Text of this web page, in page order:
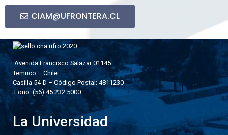
CIAM@UFRONTERA.CL
Avenida Francisco Salazar 01145
Temuco – Chile
Casilla 54-D – Código Postal: 4811230
Fono: (56) 45 232 5000
La Universidad